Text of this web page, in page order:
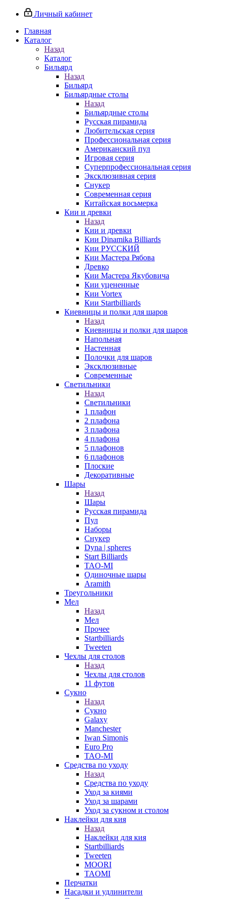
Личный кабинет
Главная
Каталог
Назад
Каталог
Бильярд
Назад
Бильярд
Бильярдные столы
Назад
Бильярдные столы
Русская пирамида
Любительская серия
Профессиональная серия
Американский пул
Игровая серия
Суперпрофессиональная серия
Эксклюзивная серия
Снукер
Современная серия
Китайская восьмерка
Кии и древки
Назад
Кии и древки
Кии Dinamika Billiards
Кии РУССКИЙ
Кии Мастера Рябова
Древко
Кии Мастера Якубовича
Кии уцененные
Кии Vortex
Кии Startbilliards
Киевницы и полки для шаров
Назад
Киевницы и полки для шаров
Напольная
Настенная
Полочки для шаров
Эксклюзивные
Современные
Светильники
Назад
Светильники
1 плафон
2 плафона
3 плафона
4 плафона
5 плафонов
6 плафонов
Плоские
Декоративные
Шары
Назад
Шары
Русская пирамида
Пул
Наборы
Снукер
Dyna | spheres
Start Billiards
TAO-MI
Одиночные шары
Aramith
Треугольники
Мел
Назад
Мел
Прочее
Startbilliards
Tweeten
Чехлы для столов
Назад
Чехлы для столов
11 футов
Сукно
Назад
Сукно
Galaxy
Manchester
Iwan Simonis
Euro Pro
TAO-MI
Средства по уходу
Назад
Средства по уходу
Уход за киями
Уход за шарами
Уход за сукном и столом
Наклейки для кия
Назад
Наклейки для кия
Startbilliards
Tweeten
MOORI
TAOMI
Перчатки
Насадки и удлинители